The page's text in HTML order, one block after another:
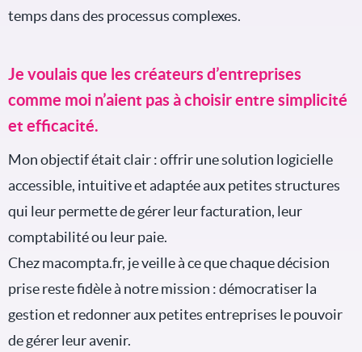
temps dans des processus complexes.
Je voulais que les créateurs d’entreprises
comme moi n’aient pas à choisir entre simplicité
et efficacité.
Mon objectif était clair : offrir une solution logicielle
accessible, intuitive et adaptée aux petites structures
qui leur permette de gérer leur facturation, leur
comptabilité ou leur paie.
Chez macompta.fr, je veille à ce que chaque décision
prise reste fidèle à notre mission : démocratiser la
gestion et redonner aux petites entreprises le pouvoir
de gérer leur avenir.